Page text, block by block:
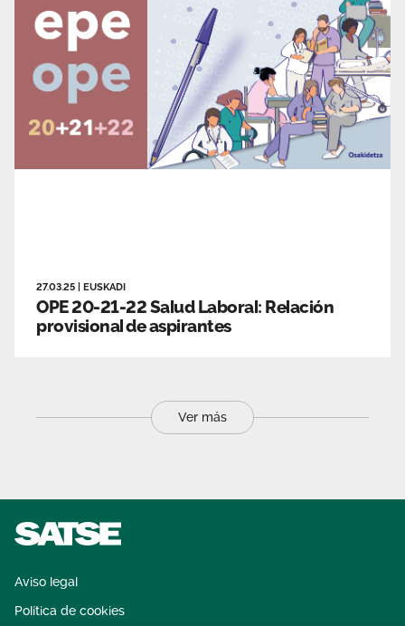
27.03.25 EUSKADI
OPE 20-21-22 Salud Laboral: Relación
provisional de aspirantes
Ver más
Aviso legal
Política de cookies